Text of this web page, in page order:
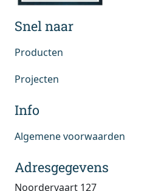
Snel naar
Producten
Projecten
Info
Algemene voorwaarden
Adresgegevens
Noordervaart 127